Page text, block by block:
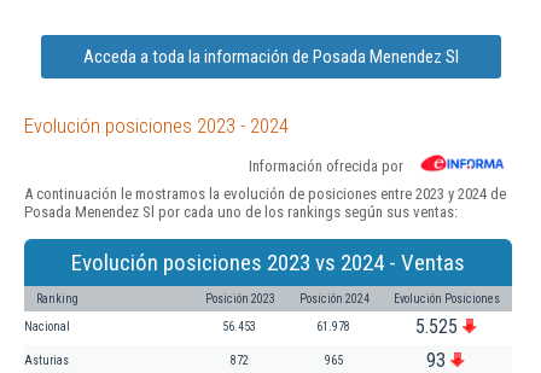
Acceda a toda la información de Posada Menendez Sl
Evolución posiciones 2023 - 2024
Información ofrecida por
A continuación le mostramos la evolución de posiciones entre 2023 y 2024 de
Posada Menendez Sl por cada uno de los rankings según sus ventas:
Evolución posiciones 2023 vs 2024 - Ventas
Ranking Posición 2023 Posición 2024 Evolución Posiciones
Nacional 56.453 61.978 5.525
Asturias 872 965 93